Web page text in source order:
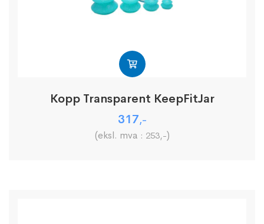
Kopp Transparent KeepFitJar
317,-
(eksl. mva : 253,-)